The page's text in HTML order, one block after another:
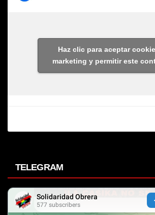
Haz clic para aceptar
marketing y permitir este
TELEGRAM